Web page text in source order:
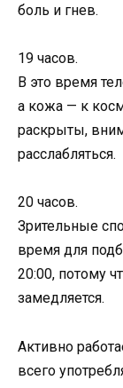
боль и гнев.
19 часов.
В это время
а кожа — к
раскрыты,
расслабляться.
20 часов.
Зрительные
время для
20:00, потому
замедляется.
Активно
всего